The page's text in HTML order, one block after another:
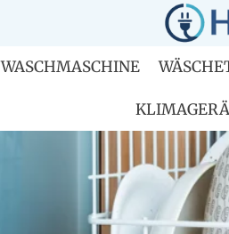
WASCHMASCHINE